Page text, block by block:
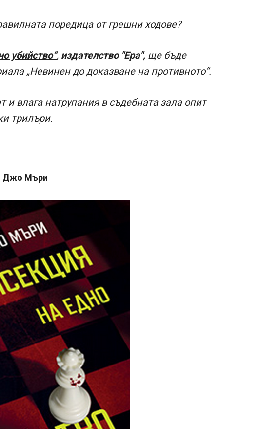
поредица от грешни ходове?
убийство“, издателство "Ера", ще бъде
„Невинен до доказване на противното“.
влага натрупания в съдебната зала опит
трилъри.
Джо Мъри